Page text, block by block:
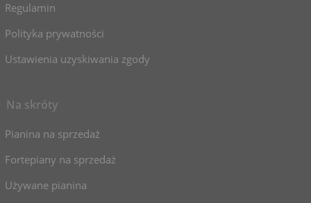
Regulamin
Polityka prywatności
Ustawienia uzyskiwania zgody
Na skróty
Pianina na sprzedaż
Fortepiany na sprzedaż
Używane pianina